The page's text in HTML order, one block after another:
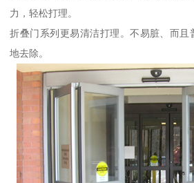
力，轻松打理。
折叠门系列更易清洁打理。不易脏、而且
地去除。